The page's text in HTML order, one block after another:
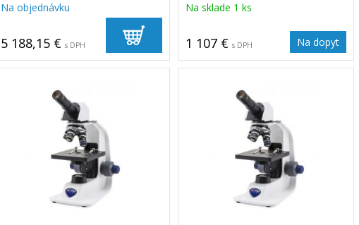
Na objednávku
5 188,15 € s DPH
Na sklade 1 ks
1 107 € s DPH Na dopyt